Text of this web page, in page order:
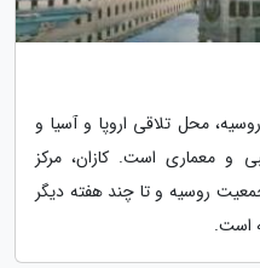
محل تلاقی اروپا و آسیا و
و معماری است. کازان، مرکز
روسیه و تا چند هفته دیگر
است.